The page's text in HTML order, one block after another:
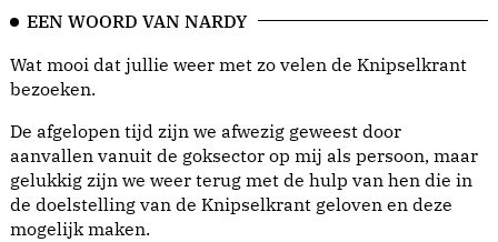
EEN WOORD VAN NARDY
Wat mooi dat jullie weer met zo velen de Knipselkrant
bezoeken.
De afgelopen tijd zijn we afwezig geweest door
aanvallen vanuit de goksector op mij als persoon, maar
gelukkig zijn we weer terug met de hulp van hen die in
de doelstelling van de Knipselkrant geloven en deze
mogelijk maken.